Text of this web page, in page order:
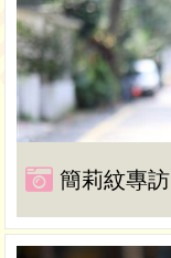
簡莉紋專訪